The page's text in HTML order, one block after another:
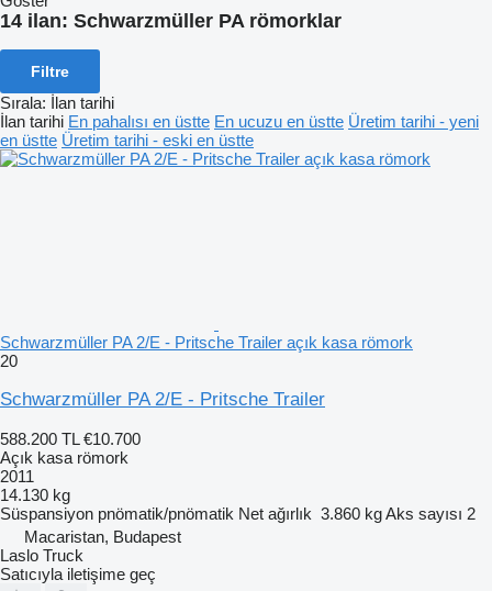
14 ilan: Schwarzmüller PA römorklar
Filtre
Sırala: İlan tarihi
İlan tarihi En pahalısı en üstte En ucuzu en üstte Üretim tarihi - yeni
en üstte Üretim tarihi - eski en üstte
Schwarzmüller PA 2/E - Pritsche Trailer açık kasa römork
20
Schwarzmüller PA 2/E - Pritsche Trailer
588.200 TL €10.700
Açık kasa römork
2011
14.130 kg
Süspansiyon pnömatik/pnömatik Net ağırlık 3.860 kgAks sayısı 2
Macaristan, Budapest
Laslo Truck
Satıcıyla iletişime geç